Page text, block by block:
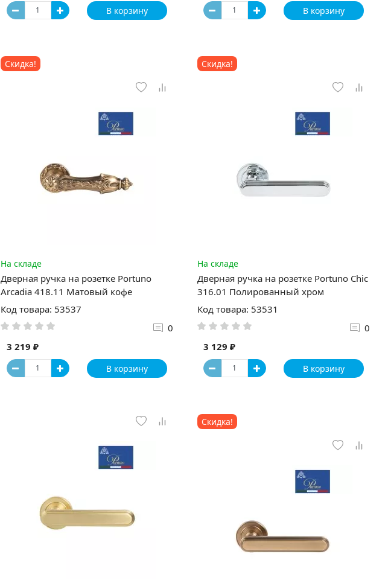
В корзину В корзину
Скидка!
На складе
Дверная ручка на розетке Portuno
Arcadia 418.11 Матовый кофе
Код товара: 53537
0
3 219 ₽
В корзину
Скидка!
На складе
Дверная ручка на розетке Portuno Chic
316.01 Полированный хром
Код товара: 53531
0
3 129 ₽
В корзину
Скидка!